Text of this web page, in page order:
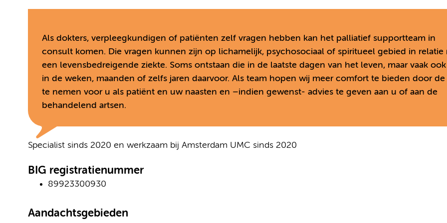
Als dokters, verpleegkundigen of patiënten zelf vragen hebben kan het palliatief supportteam in
consult komen. Die vragen kunnen zijn op lichamelijk, psychosociaal of spiritueel gebied in relatie
een levensbedreigende ziekte. Soms ontstaan die in de laatste dagen van het leven, maar vaak
in de weken, maanden of zelfs jaren daarvoor. Als team hopen wij meer comfort te bieden door de
te nemen voor u als patiënt en uw naasten en –indien gewenst- advies te geven aan u of aan de
behandelend artsen.
Specialist sinds 2020 en werkzaam bij Amsterdam UMC sinds 2020
BIG registratienummer
89923300930
Aandachtsgebieden